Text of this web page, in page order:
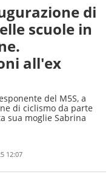
di
scuole in
all'ex
del M5S, a
di ciclismo da parte
sua moglie Sabrina
12:07